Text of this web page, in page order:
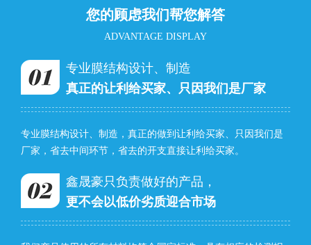
您的顾虑我们帮您解答
ADVANTAGE DISPLAY
专业膜结构设计、制造
真正的让利给买家、只因我们是厂家
专业膜结构设计、制造，真正的做到让利给买家、只因我们是
厂家，省去中间环节，省去的开支直接让利给买家。
鑫晟豪只负责做好的产品，
更不会以低价劣质迎合市场